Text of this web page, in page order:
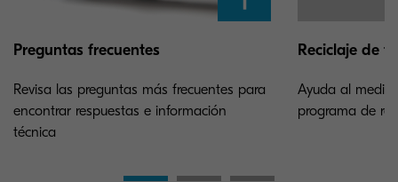
Preguntas frecuentes
Revisa las preguntas más frecuentes para
encontrar respuestas e información
técnica
Reciclaje de
Ayuda al
programa de